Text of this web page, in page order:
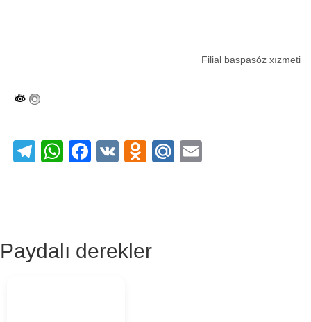
Filial baspasóz xızmeti
Telegram
WhatsApp
Facebook
VK Odnoklassniki
Mail.Ru
Paydalı derekler